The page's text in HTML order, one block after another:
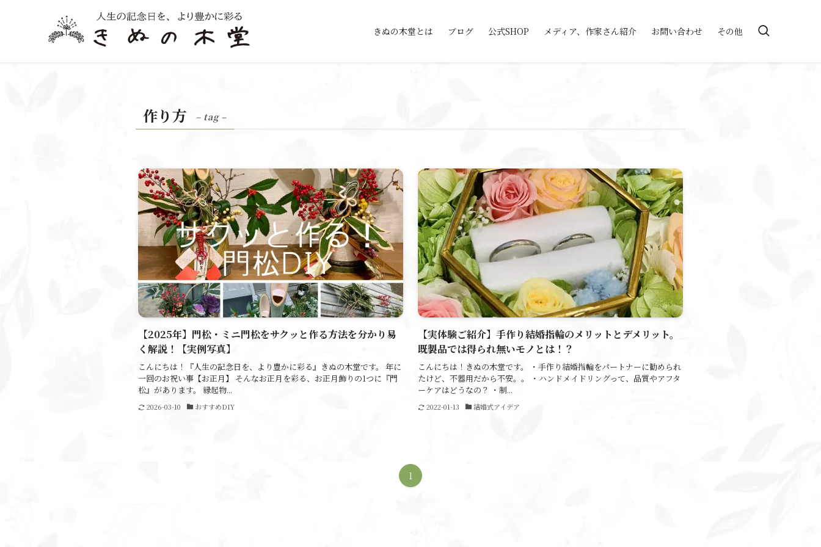
きぬの木堂とは ブログ 公式SHOP メディア、作家さん紹介 お問い合わせ その他
作り方 – tag –
【2025年】門松・ミニ門松をサクッと作る方法を分かり易
く解説！【実例写真】
こんにちは！『人生の記念日を、より豊かに彩る』きぬの木堂です。 年に
一回のお祝い事【お正月】 そんなお正月を彩る、お正月飾りの1つに『門
松』があります。 縁起物...
2026-03-10 おすすめDIY
【実体験ご紹介】手作り結婚指輪のメリットとデメリット。
既製品では得られ無いモノとは！？
こんにちは！きぬの木堂です。 ・手作り結婚指輪をパートナーに勧められ
たけど、不器用だから不安。。 ・ハンドメイドリングって、品質やアフタ
ーケアはどうなの？ ・制...
2022-01-13 結婚式アイデア
1